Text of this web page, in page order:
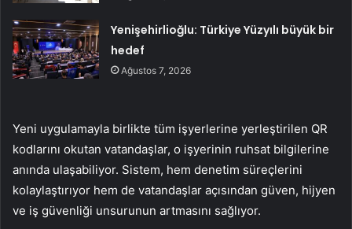
Yenişehirlioğlu: Türkiye Yüzyılı büyük bir
hedef
Ağustos 7, 2026
Yeni uygulamayla birlikte tüm işyerlerine yerleştirilen QR
kodlarını okutan vatandaşlar, o işyerinin ruhsat bilgilerine
anında ulaşabiliyor. Sistem, hem denetim süreçlerini
kolaylaştırıyor hem de vatandaşlar açısından güven, hijyen
ve iş güvenliği unsurunun artmasını sağlıyor.